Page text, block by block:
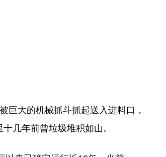
巨大的机械抓斗抓起送入进料口，
几年前曾垃圾堆积如山。